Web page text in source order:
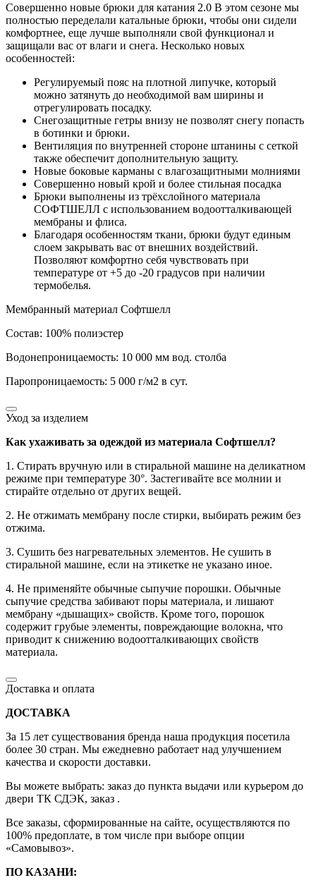
Совершенно новые брюки для катания 2.0 В этом сезоне мы
полностью переделали катальные брюки, чтобы они сидели
комфортнее, еще лучше выполняли свой функционал и
защищали вас от влаги и снега. Несколько новых
особенностей:
Регулируемый пояс на плотной липучке, который
можно затянуть до необходимой вам ширины и
отрегулировать посадку.
Снегозащитные гетры внизу не позволят снегу попасть
в ботинки и брюки.
Вентиляция по внутренней стороне штанины с сеткой
также обеспечит дополнительную защиту.
Новые боковые карманы с влагозащитными молниями
Совершенно новый крой и более стильная посадка
Брюки выполнены из трёхслойного материала
СОФТШЕЛЛ с использованием водоотталкивающей
мембраны и флиса.
Благодаря особенностям ткани, брюки будут единым
слоем закрывать вас от внешних воздействий.
Позволяют комфортно себя чувствовать при
температуре от +5 до -20 градусов при наличии
термобелья.
Мембранный материал Софтшелл
Состав: 100% полиэстер
Водонепроницаемость: 10 000 мм вод. столба
Паропроницаемость: 5 000 г/м2 в сут.
Уход за изделием
Как ухаживать за одеждой из материала Софтшелл?
1. Стирать вручную или в стиральной машине на деликатном
режиме при температуре 30°. Застегивайте все молнии и
стирайте отдельно от других вещей.
2. Не отжимать мембрану после стирки, выбирать режим без
отжима.
3. Сушить без нагревательных элементов. Не сушить в
стиральной машине, если на этикетке не указано иное.
4. Не применяйте обычные сыпучие порошки. Обычные
сыпучие средства забивают поры материала, и лишают
мембрану «дышащих» свойств. Кроме того, порошок
содержит грубые элементы, повреждающие волокна, что
приводит к снижению водоотталкивающих свойств
материала.
Доставка и оплата
ДОСТАВКА
За 15 лет существования бренда наша продукция посетила
более 30 стран. Мы ежедневно работает над улучшением
качества и скорости доставки.
Вы можете выбрать: заказ до пункта выдачи или курьером до
двери ТК СДЭК, заказ .
Все заказы, сформированные на сайте, осуществляются по
100% предоплате, в том числе при выборе опции
«Самовывоз».
ПО КАЗАНИ: